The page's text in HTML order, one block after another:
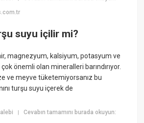
suyu içilir mi?
magnezyum, kalsiyum, potasyum ve
önemli olan mineralleri barındırıyor.
ve meyve tüketemiyorsanız bu
turşu suyu içerek de
|Cevabın tamamını burada okuyun: